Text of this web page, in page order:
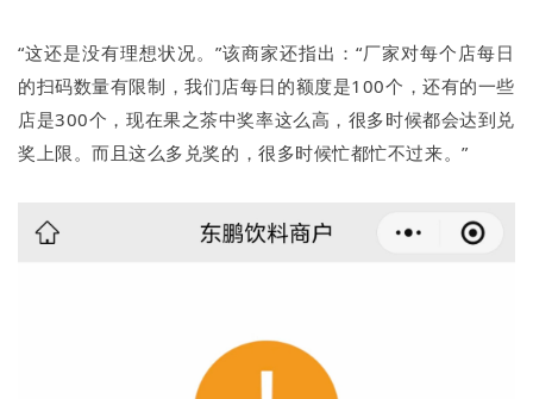
“这还是没有理想状况。”该商家还指出：“厂家对每个店每日
的扫码数量有限制，我们店每日的额度是100个，还有的一些
店是300个，现在果之茶中奖率这么高，很多时候都会达到兑
奖上限。而且这么多兑奖的，很多时候忙都忙不过来。”